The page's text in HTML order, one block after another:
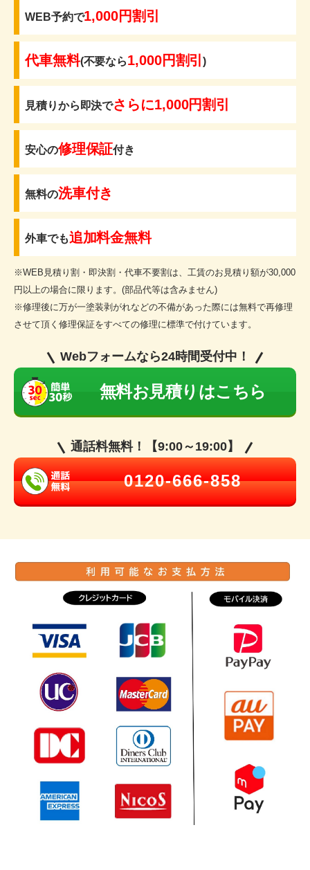
WEB予約で1,000円割引
代車無料(不要なら1,000円割引)
見積りから即決でさらに1,000円割引
安心の修理保証付き
無料の洗車付き
外車でも追加料金無料
※WEB見積り割・即決割・代車不要割は、工賃のお見積り額が30,000
円以上の場合に限ります。(部品代等は含みません)
※修理後に万が一塗装剥がれなどの不備があった際には無料で再修理
させて頂く修理保証をすべての修理に標準で付けています。
Webフォームなら24時間受付中！
無料お見積りはこちら
通話料無料！【9:00～19:00】
0120-666-858